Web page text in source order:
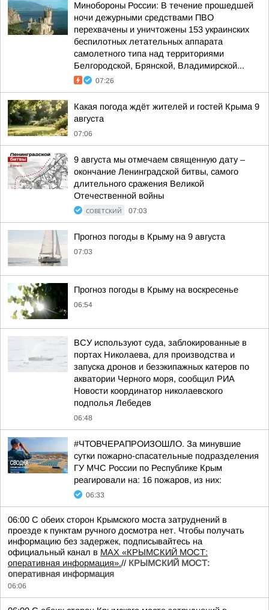
Минобороны России: В течение прошедшей
ночи дежурными средствами ПВО
перехвачены и уничтожены 153 украинских
беспилотных летательных аппарата
самолетного типа над территориями
Белгородской, Брянской, Владимирской...
07:26
Какая погода ждёт жителей и гостей Крыма 9
августа
07:06
9 августа мы отмечаем священную дату –
окончание Ленинградской битвы, самого
длительного сражения Великой
Отечественной войны
СОВЕТСКИЙ 07:03
Прогноз погоды в Крыму на 9 августа
07:03
Прогноз погоды в Крыму на воскресенье
06:54
ВСУ используют суда, заблокированные в
портах Николаева, для производства и
запуска дронов и безэкипажных катеров по
акватории Черного моря, сообщил РИА
Новости координатор николаевского
подполья Лебедев
06:48
#ЧТОВЧЕРАПРОИЗОШЛО. За минувшие
сутки пожарно-спасательные подразделения
ГУ МЧС России по Республике Крым
реагировали на: 16 пожаров, из них:
06:33
06:00 С обеих сторон Крымского моста затруднений в
проезде к пунктам ручного досмотра нет. Чтобы получать
информацию без задержек, подписывайтесь на
официальный канал в MAX «КРЫМСКИЙ МОСТ:
оперативная информация».// КРЫМСКИЙ МОСТ:
оперативная информация
06:06